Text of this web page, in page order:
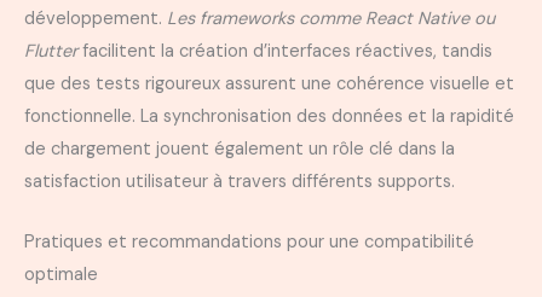
développement. Les frameworks comme React Native ou
Flutterfacilitent la création d’interfaces réactives, tandis
que des tests rigoureux assurent une cohérence visuelle et
fonctionnelle. La synchronisation des données et la rapidité
de chargement jouent également un rôle clé dans la
satisfaction utilisateur à travers différents supports.
Pratiques et recommandations pour une compatibilité
optimale